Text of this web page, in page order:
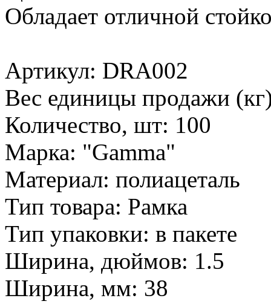
Обладает отличной
Артикул: DRA002
Вес единицы продажи
Количество, шт: 100
Марка: "Gamma"
Материал: полиацеталь
Тип товара: Рамка
Тип упаковки: в пакете
Ширина, дюймов: 1.5
Ширина, мм: 38